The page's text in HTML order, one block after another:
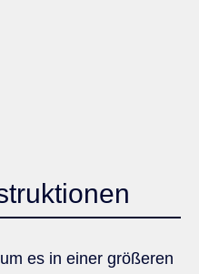
es in einer größeren